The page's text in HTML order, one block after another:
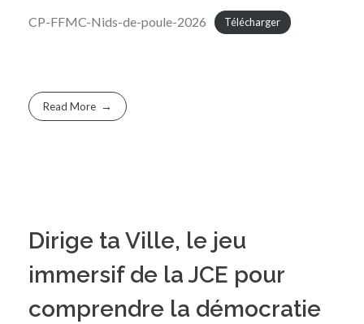
CP-FFMC-Nids-de-poule-2026 Télécharger
Read More
Dirige ta Ville, le jeu
immersif de la JCE pour
comprendre la démocratie